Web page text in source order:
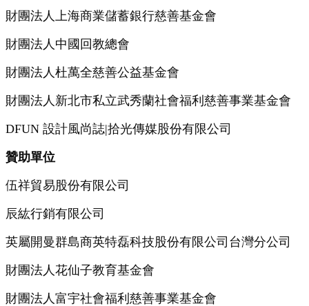
財團法人上海商業儲蓄銀行慈善基金會
財團法人中國回教總會
財團法人杜萬全慈善公益基金會
財團法人新北市私立武秀蘭社會福利慈善事業基金會
DFUN 設計風尚誌|拾光傳媒股份有限公司
贊助單位
伍祥貿易股份有限公司
辰紘行銷有限公司
英屬開曼群島商英特磊科技股份有限公司台灣分公司
財團法人花仙子教育基金會
財團法人富宇社會福利慈善事業基金會